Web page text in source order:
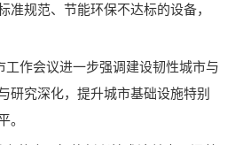
准规范、节能环保不达标的设备，
工作会议进一步强调建设韧性城市与
研究深化，提升城市基础设施特别
。